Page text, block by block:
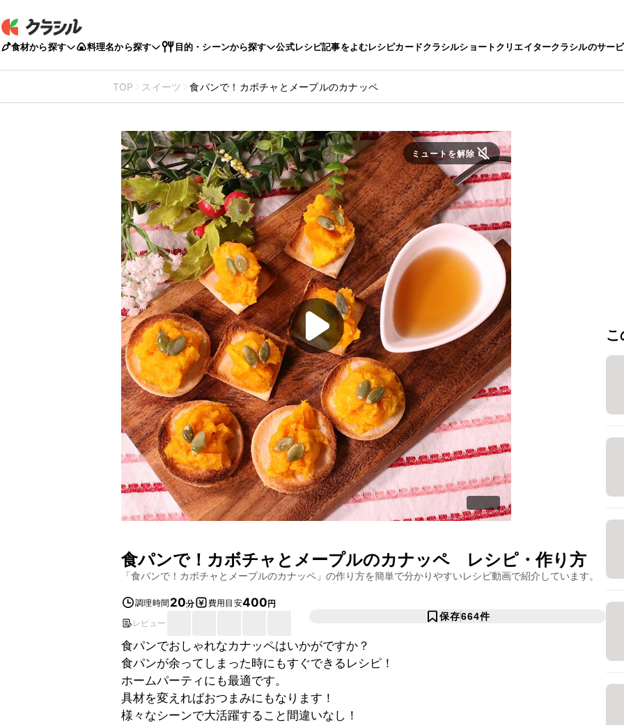
食材から探す 料理名から探す 目的・シーンから探す 公式レシピ記事をよむレシピカードクラシルショートクリエイタークラシルのサー
TOP スイーツ 食パンで！カボチャとメープルのカナッペ
ミュートを解除
食パンで！カボチャとメープルのカナッペ レシピ・作り方
「食パンで！カボチャとメープルのカナッペ 」の作り方を簡単で分かりやすいレシピ動画で紹介しています。
調理時間 20分 費用目安400円
レビュー
保存664件
食パンでおしゃれなカナッペはいかがですか？
食パンが余ってしまった時にもすぐできるレシピ！
ホームパーティにも最適です。
具材を変えればおつまみにもなります！
様々なシーンで大活躍すること間違いなし！